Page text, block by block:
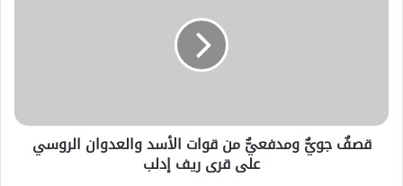
قصفٌ جويٌّ ومدفعيٌّ من قوات الأسد والعدوان الروسي
على قرى ريف إدلب